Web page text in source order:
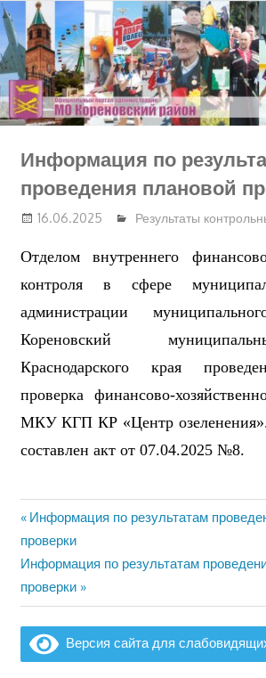
Перейти
к
содержимому
Информация по
проведения плановой
16.06.2025 Результаты
Отделом внутреннего
контроля в сфере
администрации
Кореновский
Краснодарского края
проверка финансово-
МКУ КГП КР «Центр озеленения»
составлен акт от 07.04.2025№8.
Навигация
по
записям
Предыдущая
запись:
Информация по результатам
проверки
Следующая
запись:
Информация по результатам
проверки
Версия сайта для